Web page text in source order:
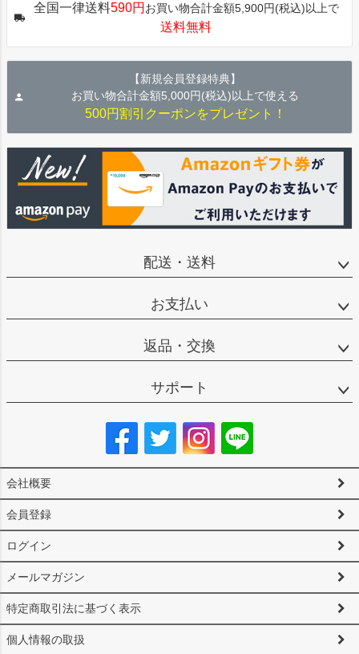
ップ
全国一律送料590円 お買い物合計金額5,900円(税込)以上で
送料無料
【新規会員登録特典】
お買い物合計金額5,000円(税込)以上で使える
500円割引クーポンをプレゼント！
配送・送料
お支払い
返品・交換
サポート
会社概要
会員登録
ログイン
メールマガジン
特定商取引法に基づく表示
個人情報の取扱